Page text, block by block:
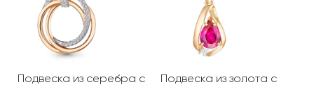
Подвеска из серебра с
Подвеска из золота с